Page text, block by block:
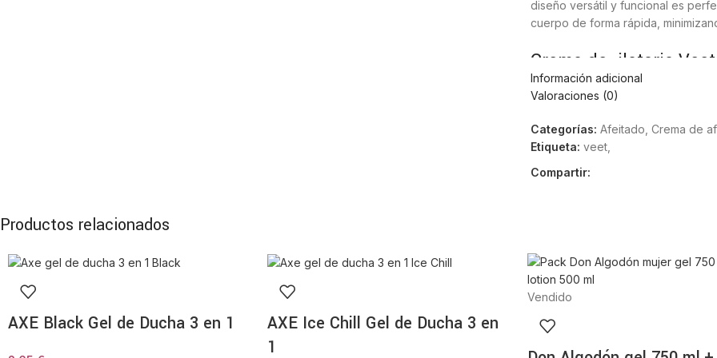
diseño versátil y funcional es
cuerpo de forma rápida,
Crema depilatoria
fórmula reducida
Este producto asegura una
manera óptima:
Fórmula Pure:
Hidratación calmante:Deja la
Un básico del cuidado
marca
Al elegir esta crema depilatoria
Información adicional
Valoraciones (0)
Categorías: Afeitado Crema de
Etiqueta: veet,
Compartir:
Productos relacionados
AXE Black Gel de Ducha 3 en 1
AXE Ice Chill Gel de Ducha 3 en
1
Vendido